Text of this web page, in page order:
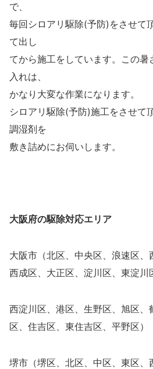
で、
毎回シロアリ駆除(予防)をさせて
て出し
てから施工をしています。この暑
入れは、
かなり大変な作業になります。
シロアリ駆除(予防)施工をさせて
調湿剤を
敷き詰めにお伺いします。
大阪府の駆除対応エリア
大阪市（北区、中央区、浪速区、
西成区、大正区、淀川区、東淀川
西淀川区、港区、生野区、旭区、
区、住吉区、東住吉区、平野区）
堺市（堺区、北区、中区、東区、